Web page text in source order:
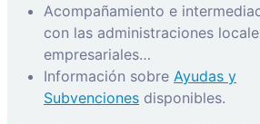
Acompañamiento e
con las administraciones
empresariales…
Información sobre Ayudas y
Subvenciones disponibles.